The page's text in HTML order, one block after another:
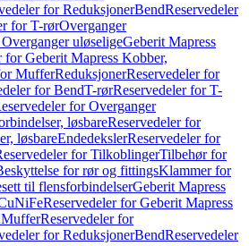
for ReduksjonerBendReservedeler
for T-rørOverganger
uløseligeGeberit Mapress
for Geberit Mapress Kobber,
MufferReduksjonerReservedeler for
for BendT-rørReservedeler for T-
for Overganger
løsbareReservedeler for
løsbareEndedekslerReservedeler for
for TilkoblingerTilbehør for
for rør og fittingsKlammer for
til flensforbindelserGeberit Mapress
Reservedeler for Geberit Mapress
MufferReservedeler for
for ReduksjonerBendReservedeler